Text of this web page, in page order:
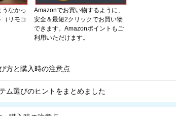
うなかっ
リモコ
Amazonでお買い物するように、
安全＆最短2クリックでお買い物
できます。Amazonポイントもご
利用いただけます。
方と購入時の注意点
ム選びのヒントをまとめました